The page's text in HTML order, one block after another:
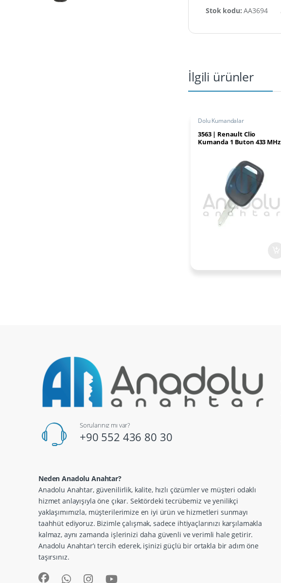
Stok kodu:AA3694
İlgili ürünler
Dolu Kumandalar
3563 | Renault Clio
Kumanda 1 Buton 433 MHz
Sorularınız mı var?
+90 552 436 80 30
Neden Anadolu Anahtar?
Anadolu Anahtar, güvenilirlik, kalite, hızlı çözümler ve müşteri odaklı
hizmet anlayışıyla öne çıkar. Sektördeki tecrübemiz ve yenilikçi
yaklaşımımızla, müşterilerimize en iyi ürün ve hizmetleri sunmayı
taahhüt ediyoruz. Bizimle çalışmak, sadece ihtiyaçlarınızı karşılamakla
kalmaz, aynı zamanda işlerinizi daha güvenli ve verimli hale getirir.
Anadolu Anahtar’ı tercih ederek, işinizi güçlü bir ortakla bir adım öne
taşırsınız.